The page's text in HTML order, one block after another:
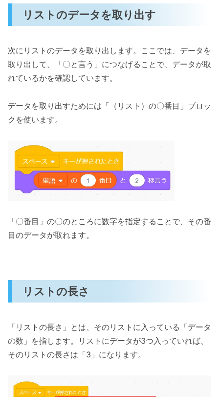
リストのデータを取り出す
次にリストのデータを取り出します。ここでは、データを
取り出して、「〇と言う」につなげることで、データが取
れているかを確認しています。
データを取り出すためには「（リスト）の〇番目」ブロッ
クを使います。
「〇番目」の〇のところに数字を指定することで、その番
目のデータが取れます。
リストの長さ
「リストの長さ」とは、そのリストに入っている「データ
の数」を指します。リストにデータが3つ入っていれば、
そのリストの長さは「3」になります。